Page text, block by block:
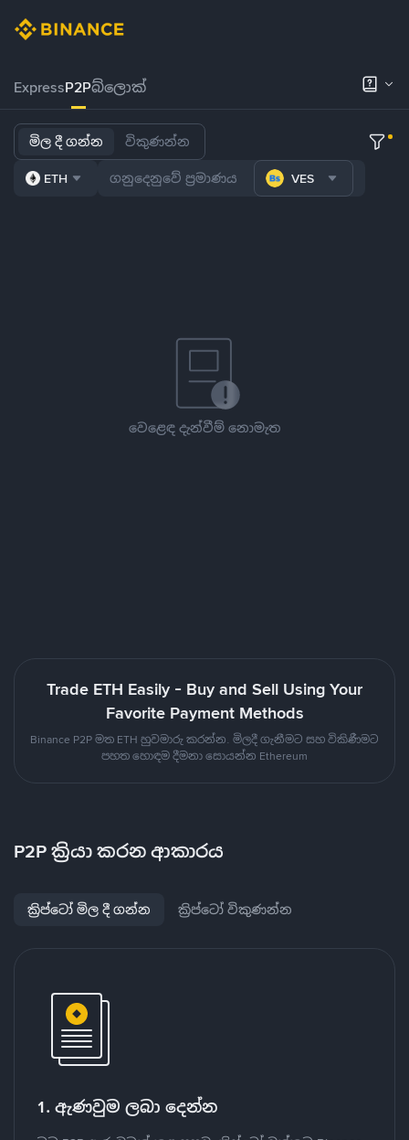
ExpressP2Pබ්ලොක්
මිල දී ගන්න විකුණන්න
ETH VES
වෙළෙඳ දැන්වීම් නොමැත
Trade ETH Easily - Buy and Sell Using Your
Favorite Payment Methods
Binance P2P මත ETH හුවමාරු කරන්න. මිලදී ගැනීමට සහ විකිණීමට
පහත හොඳම දීමනා සොයන්න Ethereum
P2P ක්‍රියා කරන ආකාරය
ක්‍රිප්ටෝ මිල දී ගන්න ක්‍රිප්ටෝ විකුණන්න
1. ඇණවුම ලබා දෙන්න